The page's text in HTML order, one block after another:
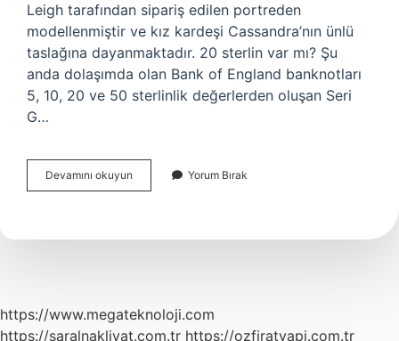
Leigh tarafından sipariş edilen portreden
modellenmiştir ve kız kardeşi Cassandra’nın ünlü
taslağına dayanmaktadır. 20 sterlin var mı? Şu
anda dolaşımda olan Bank of England banknotları
5, 10, 20 ve 50 sterlinlik değerlerden oluşan Seri
G…
Devamını okuyun
Sterlin
Yorum Bırak
https://www.megateknoloji.com
https://saralnakliyat.com.tr https://ozfiratyapi.com.tr